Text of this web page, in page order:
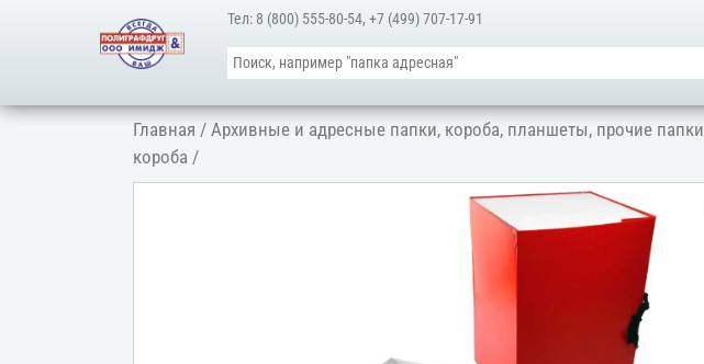
Тел: 8 (800) 555-80-54,+7 (499) 707-17-91
Главная /Архивные и адресные папки, короба, планшеты, прочие папки
короба /